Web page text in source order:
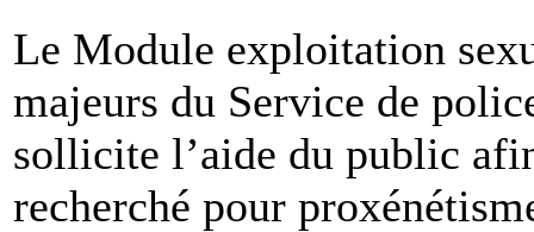
Le Module exploitation
majeurs du Service de
sollicite l’aide du public
recherché pour